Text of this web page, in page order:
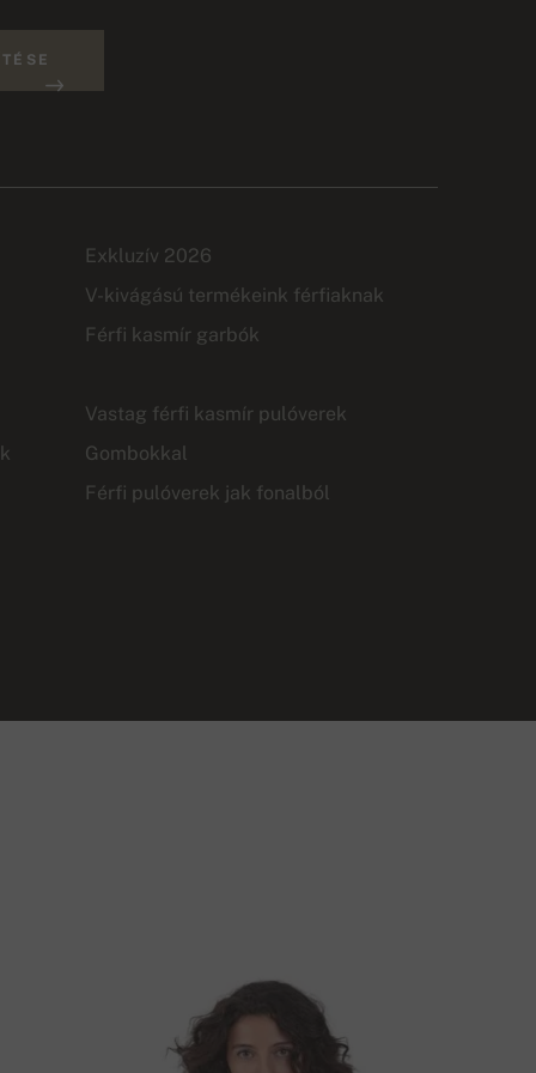
Exkluzív 2026
V-kivágású termékeink férfiaknak
Férfi kasmír garbók
Vastag férfi kasmír pulóverek
Gombokkal
Férfi pulóverek jak fonalból